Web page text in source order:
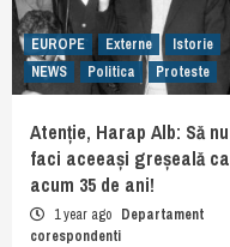
EUROPE Externe
Istorie
NEWS
Politica Proteste
Atenție, Harap Alb: Să nu
faci aceeași greșeală ca
acum 35 de ani!
1 year ago Departament
corespondenti